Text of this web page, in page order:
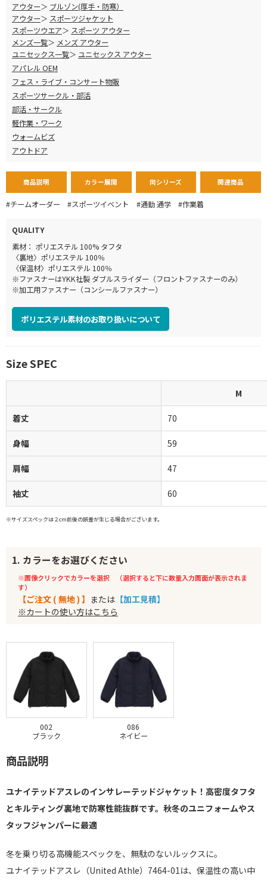
アウター
ブルゾン(厚手・防寒）
アウター
スポーツジャケット
スポーツウエア
スポーツ アウター
メンズ一覧
メンズ アウター
ユニセックス一覧
ユニセックス アウター
アパレル OEM
フェス・ライブ・コンサート物販
スポーツサークル・部活
部活・サークル
軽作業・ワーク
ウォームビズ
アウトドア
商品説明 カラー展開 同シリーズ 関連商品
#チームオーダー #スポーツイベント #通勤 通学 #作業着
QUALITY
素材： ポリエステル 100% タフタ
〈裏地〉ポリエステル 100％
〈保温材〉ポリエステル 100％
※ファスナーはYKK社製 ダブルスライダー（フロントファスナーのみ）
※加工用ファスナー（コンシールファスナー）
ポリエステル素材のお取り扱いについて
Size SPEC
M
着丈 70
身幅 59
肩幅 47
袖丈 60
※サイズスペックは２cm前後の誤差が生じる場合がございます。
1. カラーをお選びください
※画像クリックでカラーを選択 （選択すると下に数量入力画面が表示されま
す）
【ご注文 ( 無地 ) 】 または 【加工見積】
※カートの使い方はこちら
002
ブラック
086
ネイビー
商品説明
ユナイテッドアスレのインサレーテッドジャケット！高密度タフタ
とキルティング裏地で防寒性能抜群です。秋冬のユニフォームやス
タッフジャンパーに最適
冬を乗り切る高機能スペックを、無駄のないルックスに。
ユナイテッドアスレ（United Athle）7464-01は、保温性の高い中